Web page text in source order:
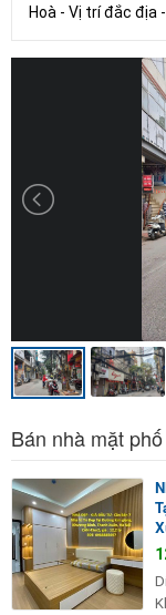
Hoà - Vị trí đắc địa
Bán nhà mặt